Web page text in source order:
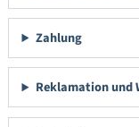
Zahlung
Reklamation und